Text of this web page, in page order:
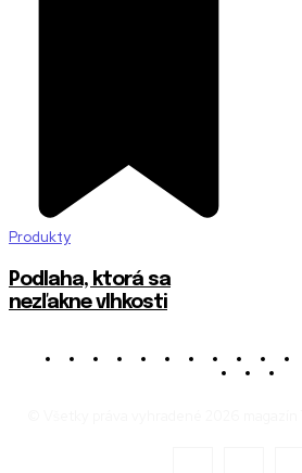
Produkty
Podlaha, ktorá sa
nezľakne vlhkosti